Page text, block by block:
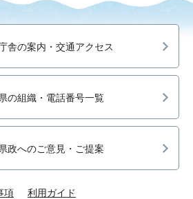
舎の案内・交通アクセス
の組織・電話番号一覧
政へのご意見・ご提案
項 利用ガイド